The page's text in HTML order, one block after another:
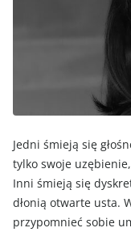
Jedni śmieją się
tylko swoje
Inni śmieją się
dłonią otwarte usta.
przypomnieć sobie